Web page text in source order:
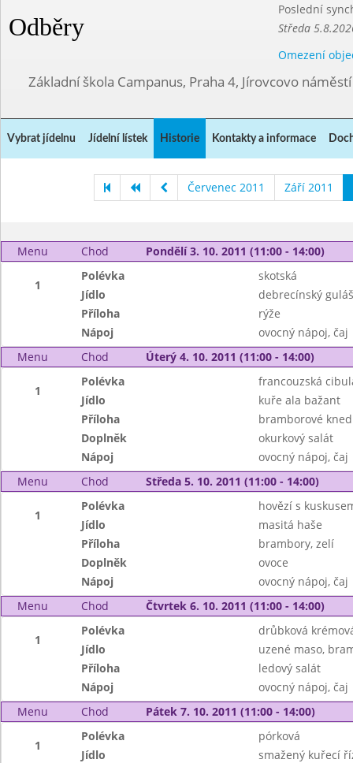
Odběry
Poslední
Středa
Omezení
Základní škola Campanus, Praha 4, Jírovcovo
Vybrat jídelnu Jídelní lístek Historie Kontakty a informace
Červenec 2011 Září 2011
Menu Chod Pondělí 3. 10. 2011 (11:00 - 14:00)
1
Polévka
skotská
Jídlo
debrecínský guláš
Příloha
rýže
Nápoj
ovocný nápoj, čaj
Menu
Chod Úterý 4. 10. 2011 (11:00 - 14:00)
1
Polévka
francouzská
Jídlo
kuře ala bažant
Příloha
bramborové
Doplněk
okurkový salát
Nápoj
ovocný nápoj, čaj
Menu
Chod Středa 5. 10. 2011 (11:00 - 14:00)
1
Polévka
hovězí s
Jídlo
masitá haše
Příloha
brambory, zelí
Doplněk
ovoce
Nápoj
ovocný nápoj, čaj
Menu
Chod Čtvrtek 6. 10. 2011 (11:00 - 14:00)
1
Polévka
drůbková
Jídlo
uzené maso,
Příloha
ledový salát
Nápoj
ovocný nápoj, čaj
Menu
Chod Pátek 7. 10. 2011 (11:00 - 14:00)
1
Polévka
pórková
Jídlo
smažený kuřecí